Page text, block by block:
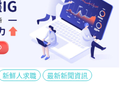
新鮮人求職
最新新聞資訊